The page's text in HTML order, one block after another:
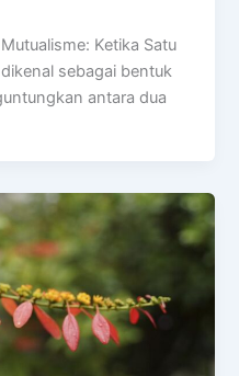
Ketika Satu
sebagai bentuk
antara dua